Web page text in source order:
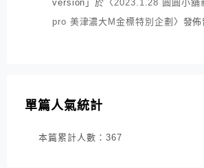
version 」於〈2023.1.28 圓圓小舖
pro 美津濃大M金標特別企劃 〉發佈
單篇人氣統計
本篇累計人數： 367